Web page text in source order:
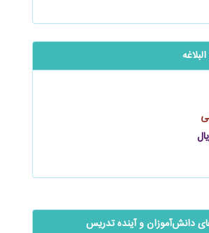
‌‌دانش‌آموزان و آینده تدریس